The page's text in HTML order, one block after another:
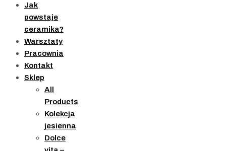
Jak
powstaje
ceramika?
Warsztaty
Pracownia
Kontakt
Sklep
All
Products
Kolekcja
jesienna
Dolce